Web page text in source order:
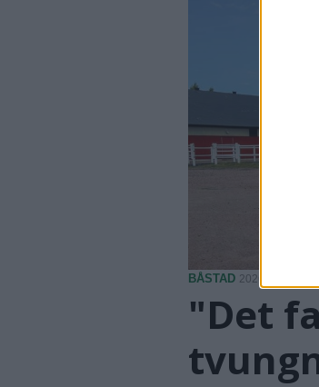
BÅSTAD 2026-08-05 KL.
"Det